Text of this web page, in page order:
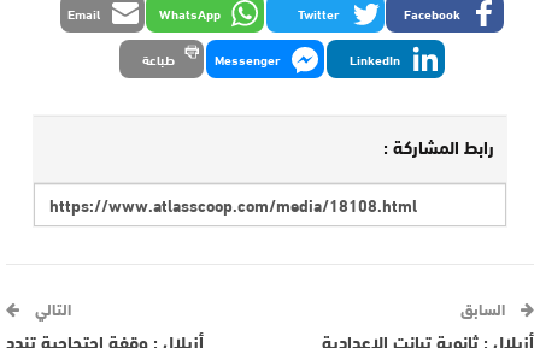
Facebook
Twitter
WhatsApp
Email
LinkedIn
Messenger طباعة
رابط المشاركة :
السابق التالي